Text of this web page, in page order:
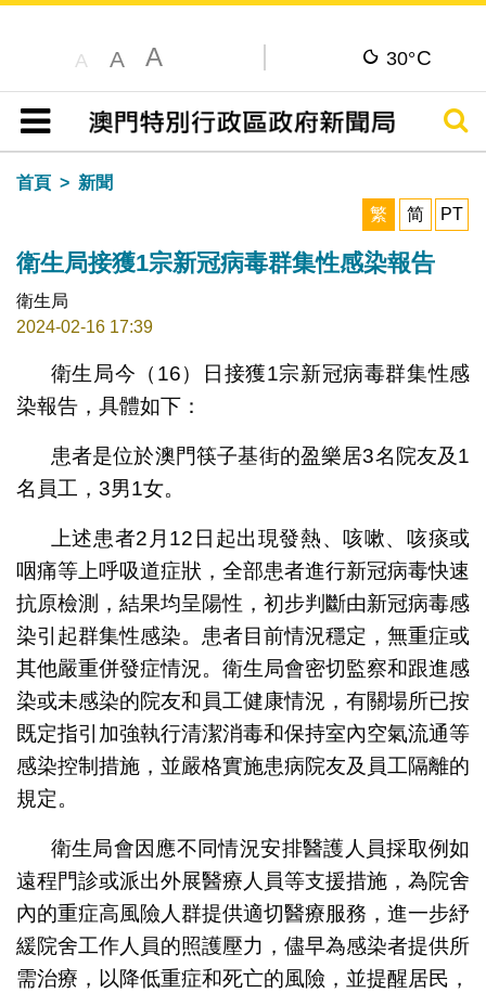
A A A 30°C
目錄
搜尋
首頁
新聞
繁
简 PT
衛生局接獲1宗新冠病毒群集性感染報告
衛生局
2024-02-16 17:39
衛生局今（16）日接獲1宗新冠病毒群集性感
染報告，具體如下：
患者是位於澳門筷子基街的盈樂居3名院友及1
名員工，3男1女。
上述患者2月12日起出現發熱、咳嗽、咳痰或
咽痛等上呼吸道症狀，全部患者進行新冠病毒快速
抗原檢測，結果均呈陽性，初步判斷由新冠病毒感
染引起群集性感染。患者目前情況穩定，無重症或
其他嚴重併發症情況。衛生局會密切監察和跟進感
染或未感染的院友和員工健康情況，有關場所已按
既定指引加強執行清潔消毒和保持室內空氣流通等
感染控制措施，並嚴格實施患病院友及員工隔離的
規定。
衛生局會因應不同情況安排醫護人員採取例如
遠程門診或派出外展醫療人員等支援措施，為院舍
內的重症高風險人群提供適切醫療服務，進一步紓
緩院舍工作人員的照護壓力，儘早為感染者提供所
需治療，以降低重症和死亡的風險，並提醒居民，